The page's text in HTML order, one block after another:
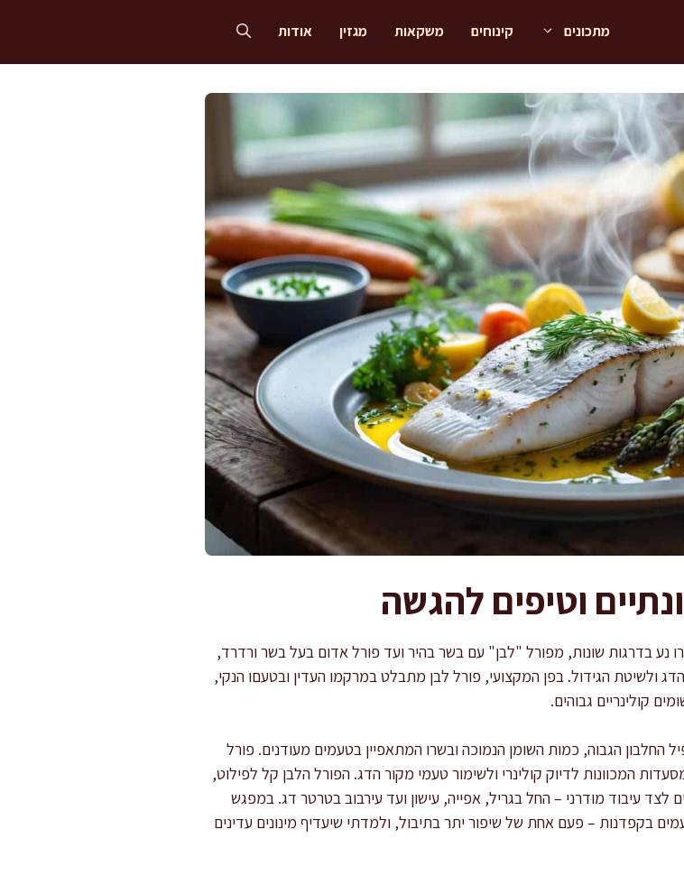
מתכונים קינוחים משקאות מגזין אודות
וטיפים להגשה
נע בדרגות שונות, מפורל "לבן" עם בשר בהיר ועד פורל אדום בעל בשר ורדרד,
ולשיטת הגידול. בפן המקצועי, פורל לבן מתבלט במרקמו העדין ובטעםו הנקי,
קולינריים גבוהים.
החלבון הגבוה, כמות השומן הנמוכה ובשרו המתאפיין בטעמים מעודנים. פורל
המכוונות לדיוק קולינרי ולשימור טעמי מקור הדג. הפורל הלבן קל לפילוט,
לצד עיבוד מודרני – החל בגריל, אפייה, עישון ועד עירבוב בטרטר דג. במפגש
בקפדנות – פעם אחת של שיפור יתר בתיבול, ולמדתי שיעדיף מינונים עדינים